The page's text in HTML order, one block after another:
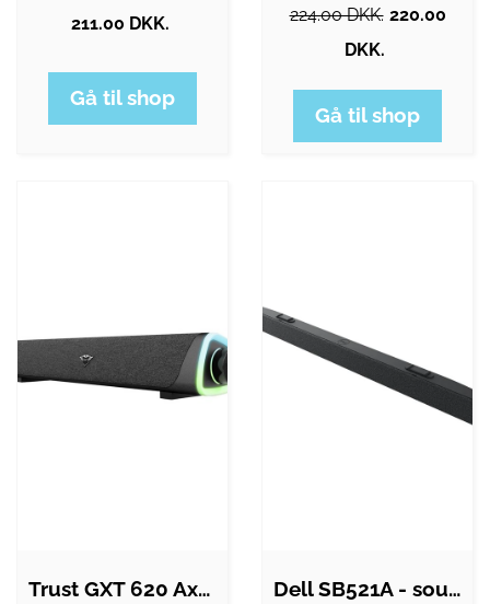
211.00 DKK.
Gå til shop
224.00 DKK. 220.00
DKK.
Gå til shop
Trust GXT 620 Axon Dell SB521A - sound bar - for monitor